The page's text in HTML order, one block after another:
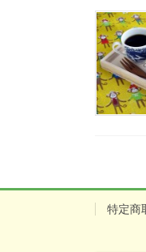
特定商